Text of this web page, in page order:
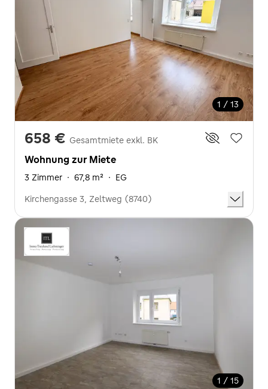
1 / 13
658 € Gesamtmiete exkl. BK
Wohnung zur Miete
3 Zimmer · 67,8 m² · EG
Kirchengasse 3, Zeltweg (8740)
1 / 15